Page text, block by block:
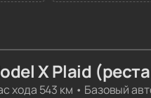
X Plaid
хода 543 км • Базовый